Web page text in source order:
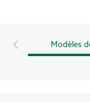
Modèles